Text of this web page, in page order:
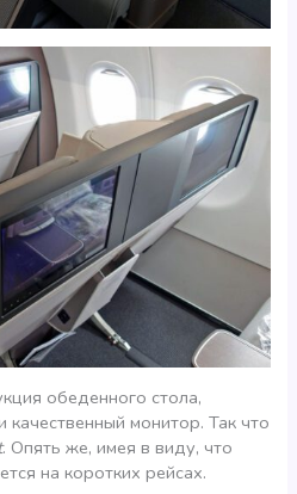
обеденного стола,
качественный монитор. Так что
. Опять же, имея в виду, что
на коротких рейсах.